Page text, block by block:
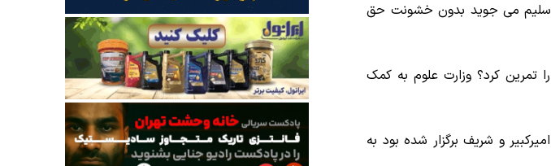
سلیم می جوید بدون خشونت حق
تمرین کرد؟ وزارت علوم به کمک
و شریف برگزار شده بود به